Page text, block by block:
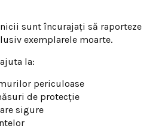
sunt încurajați să raporteze
exemplarele moarte.
la:
periculoase
de protecție
sigure